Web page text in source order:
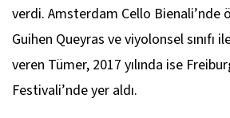
verdi. Amsterdam Cello Bienali’nde
Guihen Queyras ve viyolonsel sınıfı
veren Tümer, 2017 yılında ise
Festivali’nde yer aldı.